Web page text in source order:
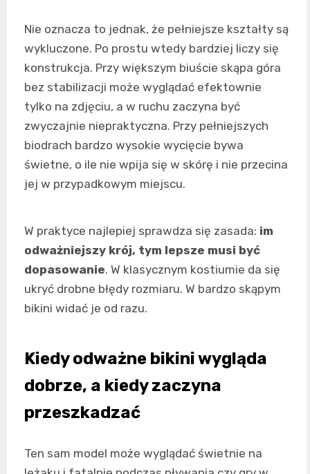
Nie oznacza to jednak, że pełniejsze kształty są
wykluczone. Po prostu wtedy bardziej liczy się
konstrukcja. Przy większym biuście skąpa góra
bez stabilizacji może wyglądać efektownie
tylko na zdjęciu, a w ruchu zaczyna być
zwyczajnie niepraktyczna. Przy pełniejszych
biodrach bardzo wysokie wycięcie bywa
świetne, o ile nie wpija się w skórę i nie przecina
jej w przypadkowym miejscu.
W praktyce najlepiej sprawdza się zasada: im
odważniejszy krój, tym lepsze musi być
dopasowanie. W klasycznym kostiumie da się
ukryć drobne błędy rozmiaru. W bardzo skąpym
bikini widać je od razu.
Kiedy odważne bikini wygląda
dobrze, a kiedy zaczyna
przeszkadzać
Ten sam model może wyglądać świetnie na